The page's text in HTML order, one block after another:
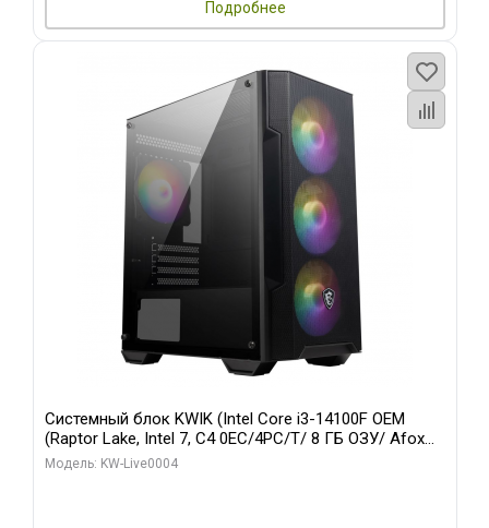
Подробнее
Системный блок KWIK (Intel Core i3-14100F OEM
(Raptor Lake, Intel 7, C4 0EC/4PC/T/ 8 ГБ ОЗУ/ Afox
R5 220 1GB DDR3 64bit VGA DVI HDMI 1FAN LP RTL /
Модель: KW-Live0004